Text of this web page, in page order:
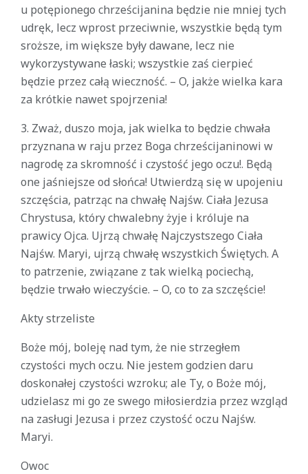
u potępionego chrześcijanina będzie nie mniej tych
udręk, lecz wprost przeciwnie, wszystkie będą tym
sroższe, im większe były dawane, lecz nie
wykorzystywane łaski; wszystkie zaś cierpieć
będzie przez całą wieczność. – O, jakże wielka kara
za krótkie nawet spojrzenia!
3. Zważ, duszo moja, jak wielka to będzie chwała
przyznana w raju przez Boga chrześcijaninowi w
nagrodę za skromność i czystość jego oczu!. Będą
one jaśniejsze od słońca! Utwierdzą się w upojeniu
szczęścia, patrząc na chwałę Najśw. Ciała Jezusa
Chrystusa, który chwalebny żyje i króluje na
prawicy Ojca. Ujrzą chwałę Najczystszego Ciała
Najśw. Maryi, ujrzą chwałę wszystkich Świętych. A
to patrzenie, związane z tak wielką pociechą,
będzie trwało wieczyście. – O, co to za szczęście!
Akty strzeliste
Boże mój, boleję nad tym, że nie strzegłem
czystości mych oczu. Nie jestem godzien daru
doskonałej czystości wzroku; ale Ty, o Boże mój,
udzielasz mi go ze swego miłosierdzia przez wzgląd
na zasługi Jezusa i przez czystość oczu Najśw.
Maryi.
Owoc